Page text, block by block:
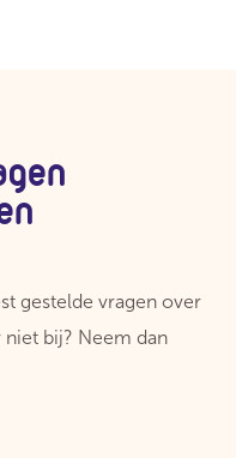
gestelde vragen over
niet bij? Neem dan